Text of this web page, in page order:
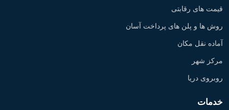
قیمت های رقابتی
روش ها و پلن های پرداخت آسان
آماده نقل مکان
مرکز شهر
روبروی دریا
خدمات